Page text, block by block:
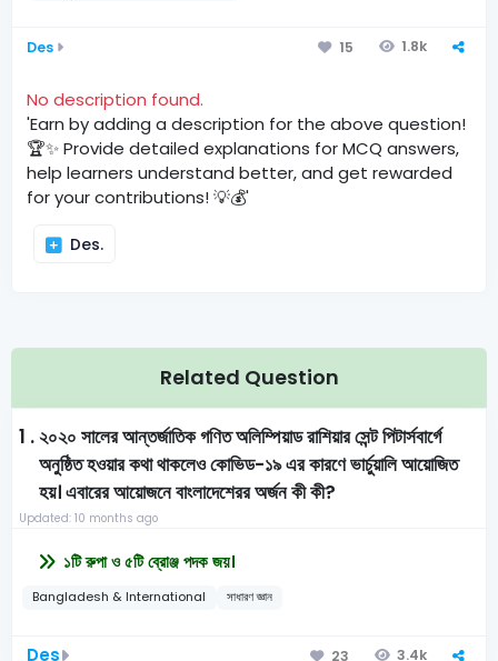
Des 15 1.8k
No description found.
'Earn by adding a description for the above question!
🏆✨ Provide detailed explanations for MCQ answers,
help learners understand better, and get rewarded
for your contributions! 💡💰'
Des.
Related Question
1 .২০২০ সালের আন্তর্জাতিক গণিত অলিম্পিয়াড রাশিয়ার সেন্ট পিটার্সবার্গে
অনুষ্ঠিত হওয়ার কথা থাকলেও কোভিড-১৯ এর কারণে ভার্চুয়ালি আয়োজিত
হয়। এবারের আয়োজনে বাংলাদেশেরর অর্জন কী কী?
Updated: 10 months ago
১টি রুপা ও ৫টি ব্রোঞ্জ পদক জয়।
Bangladesh & International সাধারণ জ্ঞান
Des 23 3.4k